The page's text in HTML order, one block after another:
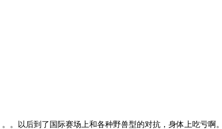
。以后到了国际赛场上和各种野兽型的对抗，身体上吃亏啊